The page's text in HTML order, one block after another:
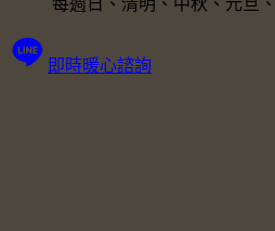
即時暖心諮詢